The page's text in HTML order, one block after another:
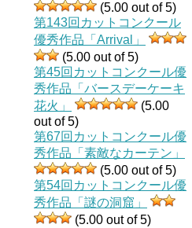
(5.00 out of 5)
第143回カットコンクール
優秀作品「Arrival」
(5.00 out of 5)
第45回カットコンクール優
秀作品「バースデーケーキ
花火」
(5.00
out of 5)
第67回カットコンクール優
秀作品「素敵なカーテン」
(5.00 out of 5)
第54回カットコンクール優
秀作品「謎の洞窟」
(5.00 out of 5)